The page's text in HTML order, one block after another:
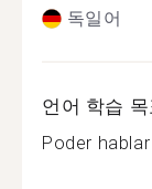
독일어
언어 학습 목
Poder